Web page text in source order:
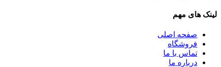
لینک های مهم
صفحه اصلی
فروشگاه
تماس با ما
درباره ما